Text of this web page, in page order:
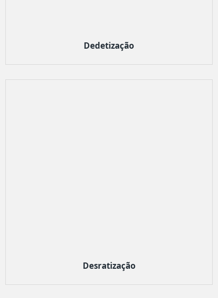
Dedetização
Desratização